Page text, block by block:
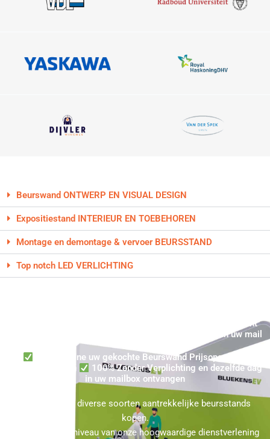
Beurswand ONTWERP EN VISUAL DESIGN
Expositiestand INTERIEUR EN TOEBEHOREN
Montage en demontage & vervoer BEURSSTAND
Top notch LED VERLICHTING
Beurswand Koop Prijsopgaven in Zoeterwoude ★ Evenement
voor Zoeterwoude? ★ In maximaal 24 uur uw Offerte in uw mail
Vraag online uw gekochte Beurswand Prijsopgave in
100% Zonder Verplichting en dezelfde dag
in uw mailbox ontvangen
U kunt bij ons diverse soorten aantrekkelijke beursstands
kopen.
Kies hierbij het niveau van onze hoogwaardige dienstverlening